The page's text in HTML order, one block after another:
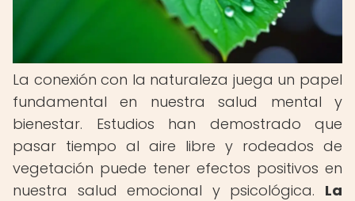
La conexión con la naturaleza juega un papel
fundamental en nuestra salud mental y
bienestar. Estudios han demostrado que
pasar tiempo al aire libre y rodeados de
vegetación puede tener efectos positivos en
nuestra salud emocional y psicológica. La